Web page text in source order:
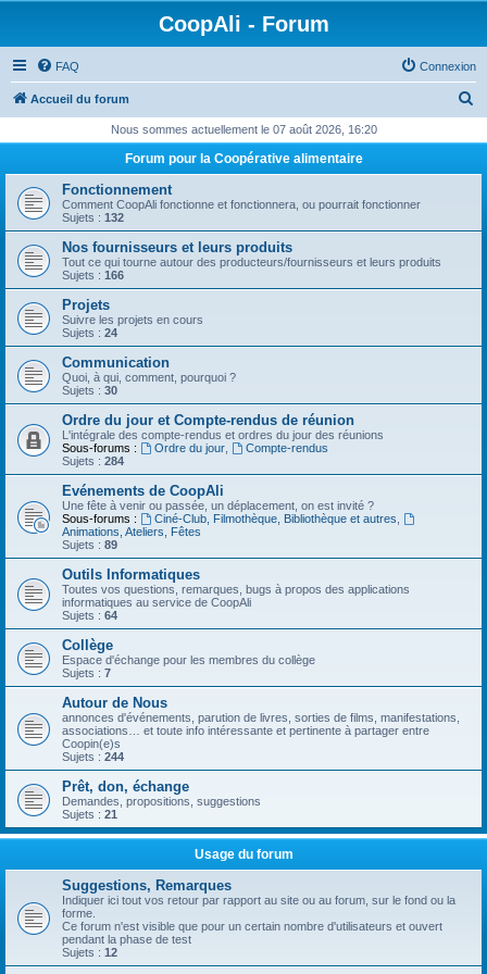
CoopAli - Forum
FAQ Connexion
Accueil du forum
h
r
Nous sommes actuellement le 07 août 2026, 16:20
Forum pour la Coopérative alimentaire
Fonctionnement
Comment CoopAli fonctionne et fonctionnera, ou pourrait fonctionner
Sujets : 132
Nos fournisseurs et leurs produits
Tout ce qui tourne autour des producteurs/fournisseurs et leurs produits
Sujets : 166
Projets
Suivre les projets en cours
Sujets : 24
Communication
Quoi, à qui, comment, pourquoi ?
Sujets : 30
Ordre du jour et Compte-rendus de réunion
L'intégrale des compte-rendus et ordres du jour des réunions
Sous-forums :
Ordre du jour,
Compte-rendus
Sujets : 284
Evénements de CoopAli
Une fête à venir ou passée, un déplacement, on est invité ?
Sous-forums :
Ciné-Club, Filmothèque, Bibliothèque et autres
Animations, Ateliers, Fêtes
Sujets : 89
Outils Informatiques
Toutes vos questions, remarques, bugs à propos des applications
informatiques au service de CoopAli
Sujets : 64
Collège
Espace d'échange pour les membres du collège
Sujets : 7
Autour de Nous
annonces d'événements, parution de livres, sorties de films, manifestations,
associations… et toute info intéressante et pertinente à partager entre
Coopin(e)s
Sujets : 244
Prêt, don, échange
Demandes, propositions, suggestions
Sujets : 21
Usage du forum
Suggestions, Remarques
Indiquer ici tout vos retour par rapport au site ou au forum, sur le fond ou la
forme.
Ce forum n'est visible que pour un certain nombre d'utilisateurs et ouvert
pendant la phase de test
Sujets : 12